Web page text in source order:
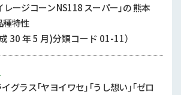
レージコーン NS118 スーパー」の 熊本
種特性
30 年 5 月)分類コード 01-11）
グラス「ヤヨイワセ」「うし想い」「ゼロ